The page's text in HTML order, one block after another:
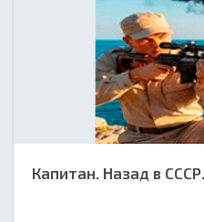
Капитан. Назад в